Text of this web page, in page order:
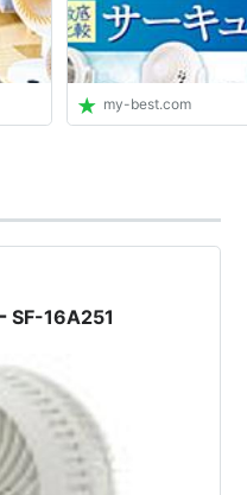
my-best.com
SF-16A251